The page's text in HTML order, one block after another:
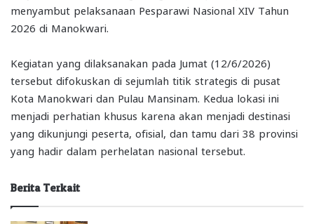
menyambut pelaksanaan Pesparawi Nasional XIV Tahun
2026 di Manokwari.
Kegiatan yang dilaksanakan pada Jumat (12/6/2026)
tersebut difokuskan di sejumlah titik strategis di pusat
Kota Manokwari dan Pulau Mansinam. Kedua lokasi ini
menjadi perhatian khusus karena akan menjadi destinasi
yang dikunjungi peserta, ofisial, dan tamu dari 38 provinsi
yang hadir dalam perhelatan nasional tersebut.
Berita Terkait